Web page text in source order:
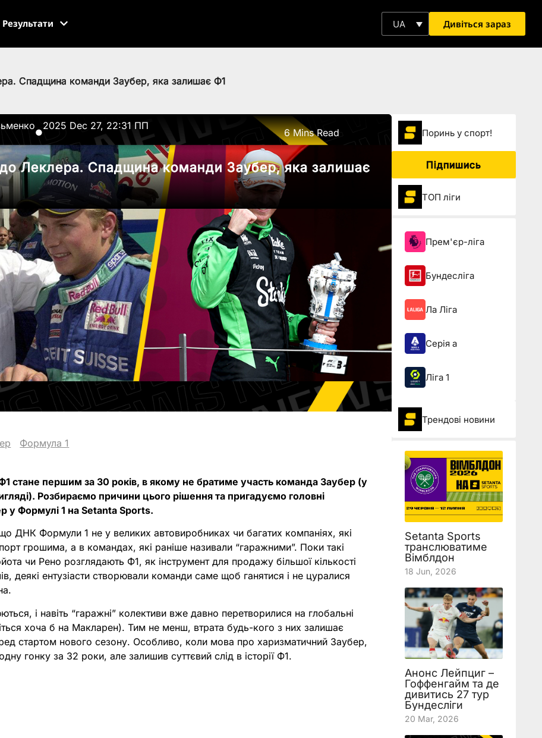
Результати UA Дивіться зараз
Спадщина команди Заубер, яка залишає Ф1
●
2025 Dec 27, 22:31 ПП
6 Mins Read
Леклера. Спадщина команди Заубер, яка залишає
Формула 1
стане першим за 30 років, в якому не братиме участь команда Заубер (у
Розбираємо причини цього рішення та пригадуємо головні
у Формулі 1 на Setanta Sports.
ДНК Формули 1 не у великих автовиробниках чи багатих компаніях, які
грошима, а в командах, які раніше називали “гаражними”. Поки такі
чи Рено розглядають Ф1, як інструмент для продажу більшої кількості
деякі ентузіасти створювали команди саме щоб ганятися і не цуралися
і навіть “гаражні” колективи вже давно перетворилися на глобальні
хоча б на Макларен). Тим не менш, втрата будь-кого з них залишає
стартом нового сезону. Особливо, коли мова про харизматичний Заубер,
гонку за 32 роки, але залишив суттєвий слід в історії Ф1.
Поринь у спорт!
Підпишись
ТОП ліги
Прем'єр-ліга
Бундесліга
Ла Ліга
Серія а
Ліга 1
Трендові новини
Setanta Sports
транслюватиме
Вімблдон
18 Jun, 2026
Анонс Лейпциг –
Гоффенгайм та де
дивитись 27 тур
Бундесліги
20 Mar, 2026